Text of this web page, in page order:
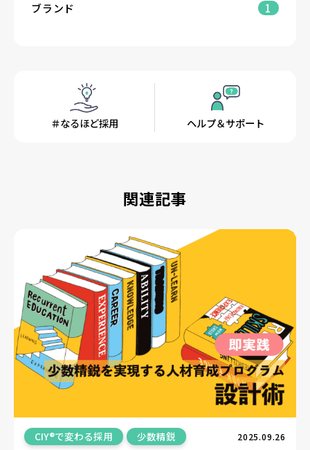
ブランド 1
＃なるほど採用 ヘルプ＆サポート
関連記事
CIY®で変わる採用 少数精鋭 2025.09.26